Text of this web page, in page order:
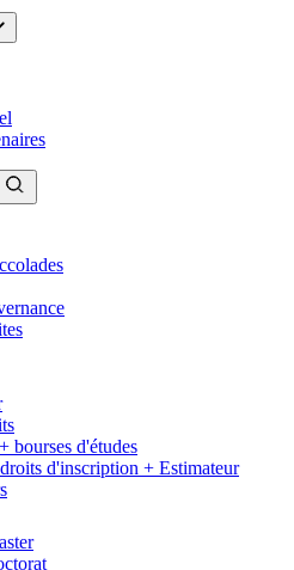
bourses d'études
d'inscription + Estimateur